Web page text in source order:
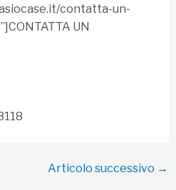
contatta-un-
UN
Articolo successivo →